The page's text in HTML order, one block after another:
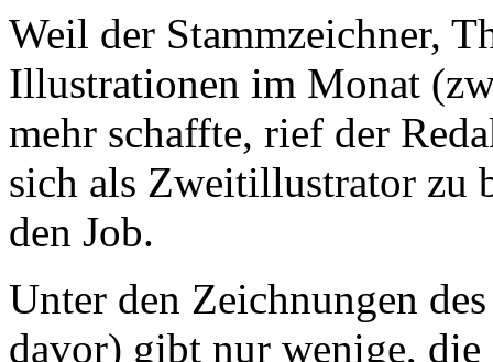
Weil der Stammzeichner,
Illustrationen im Monat
mehr schaffte, rief der
sich als Zweitillustrator zu
den Job.
Unter den Zeichnungen
davor) gibt nur wenige,